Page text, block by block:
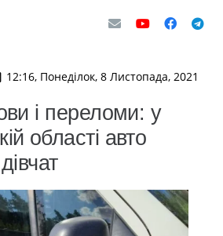
12:16, Понеділок, 8 Листопада, 2021
і переломи: у
області авто